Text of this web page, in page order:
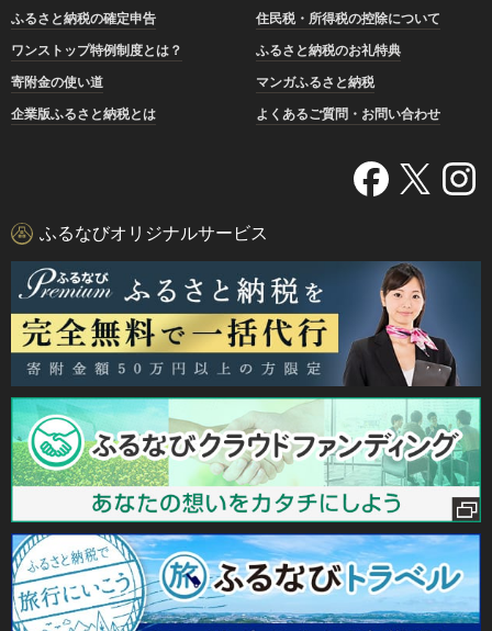
ふるさと納税の確定申告
住民税・所得税の控除について
ワンストップ特例制度とは？
ふるさと納税のお礼特典
寄附金の使い道
マンガふるさと納税
企業版ふるさと納税とは
よくあるご質問・お問い合わせ
ふるなびオリジナルサービス